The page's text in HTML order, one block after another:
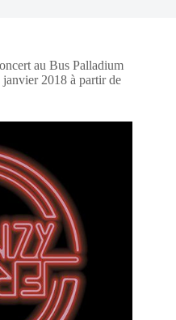
au Bus Palladium
janvier 2018 à partir de